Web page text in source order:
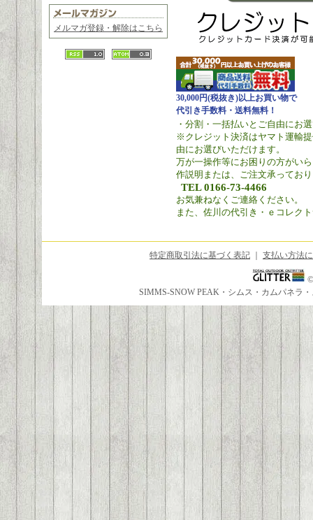
メルマガ登録・解除はこちら
30,000円(税抜き)以上お買い物で
代引き手数料・送料無料！
・分割・一括払いとご自由にお
※クレジット決済はヤマト運輸
由にお選びいただけます。
万が一操作等にお困りの方がい
作説明または、ご注文承ってお
TEL 0166-73-4466
お気兼ねなくご連絡ください。
また、佐川の代引き・ｅコレク
特定商取引法に基づく表記 支払い方法
SIMMS-SNOW PEAK・シムス・カムパネラ